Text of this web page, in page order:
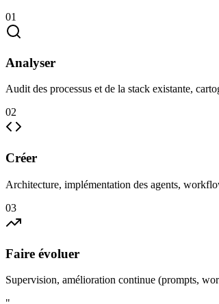
01
Analyser
Audit des processus et de la stack existante,
02
Créer
Architecture, implémentation des agents,
03
Faire évoluer
Supervision, amélioration continue (prompts,